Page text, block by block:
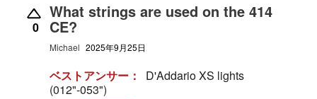
0
What strings are used on the 414
CE?
Michael 2025年9月25日
ベストアンサー：
D'Addario XS lights
(012"-053")